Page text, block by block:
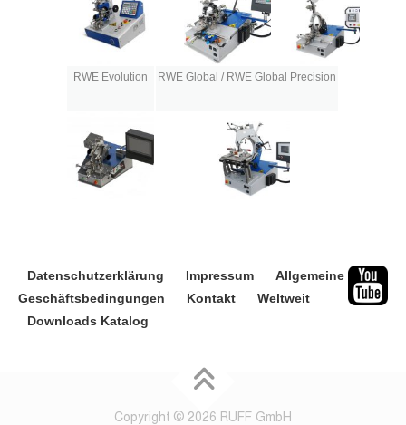
RWE Evolution RWE Global / RWE Global Precision
Datenschutzerklärung Impressum
Allgemeine
Geschäftsbedingungen
Kontakt
Weltweit
Downloads Katalog
Copyright © 2026 RUFF GmbH